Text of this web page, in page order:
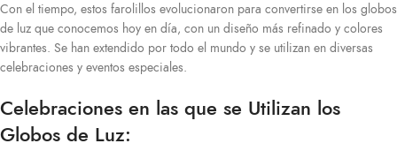
Con el tiempo, estos farolillos evolucionaron para convertirse en los globos
de luz que conocemos hoy en día, con un diseño más refinado y colores
vibrantes. Se han extendido por todo el mundo y se utilizan en diversas
celebraciones y eventos especiales.
Celebraciones en las que se Utilizan los
Globos de Luz: